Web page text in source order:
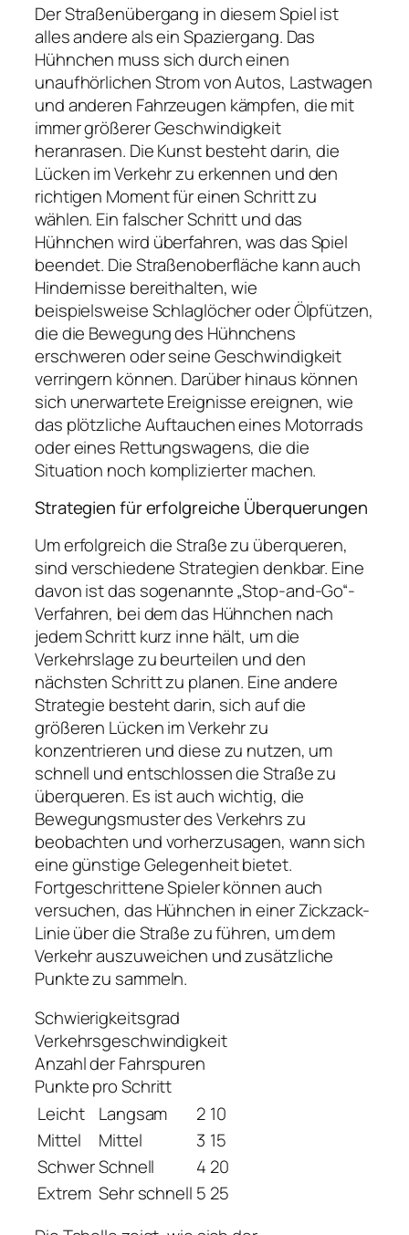
Der Straßenübergang in diesem Spiel ist
alles andere als ein Spaziergang. Das
Hühnchen muss sich durch einen
unaufhörlichen Strom von Autos, Lastwagen
und anderen Fahrzeugen kämpfen, die mit
immer größerer Geschwindigkeit
heranrasen. Die Kunst besteht darin, die
Lücken im Verkehr zu erkennen und den
richtigen Moment für einen Schritt zu
wählen. Ein falscher Schritt und das
Hühnchen wird überfahren, was das Spiel
beendet. Die Straßenoberfläche kann auch
Hindernisse bereithalten, wie
beispielsweise Schlaglöcher oder Ölpfützen,
die die Bewegung des Hühnchens
erschweren oder seine Geschwindigkeit
verringern können. Darüber hinaus können
sich unerwartete Ereignisse ereignen, wie
das plötzliche Auftauchen eines Motorrads
oder eines Rettungswagens, die die
Situation noch komplizierter machen.
Strategien für erfolgreiche Überquerungen
Um erfolgreich die Straße zu überqueren,
sind verschiedene Strategien denkbar. Eine
davon ist das sogenannte „Stop-and-Go“-
Verfahren, bei dem das Hühnchen nach
jedem Schritt kurz inne hält, um die
Verkehrslage zu beurteilen und den
nächsten Schritt zu planen. Eine andere
Strategie besteht darin, sich auf die
größeren Lücken im Verkehr zu
konzentrieren und diese zu nutzen, um
schnell und entschlossen die Straße zu
überqueren. Es ist auch wichtig, die
Bewegungsmuster des Verkehrs zu
beobachten und vorherzusagen, wann sich
eine günstige Gelegenheit bietet.
Fortgeschrittene Spieler können auch
versuchen, das Hühnchen in einer Zickzack-
Linie über die Straße zu führen, um dem
Verkehr auszuweichen und zusätzliche
Punkte zu sammeln.
Schwierigkeitsgrad
Verkehrsgeschwindigkeit
Anzahl der Fahrspuren
Punkte pro Schritt
Leicht
Langsam 2 10
Mittel
Mittel 3 15
SchwerSchnell 4 20
Extrem Sehr schnell 5 25